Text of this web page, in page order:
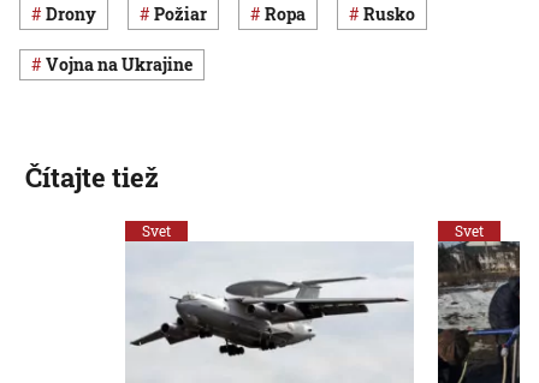
drony požiar ropa Rusko
vojna na Ukrajine
Čítajte tiež
Svet Svet